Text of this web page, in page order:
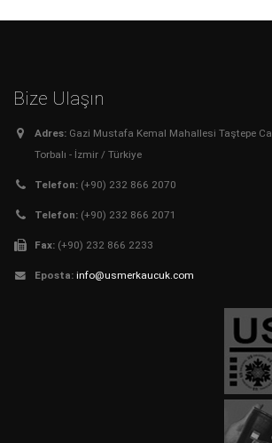
Bize Ulaşın
Adres: Gazi Mustafa Kemal Mahallesi Taştepe
Torbalı - İzmir / Türkiye
Telefon: (+90) 232 866 2070
Telefon: (+90) 232 866 2071
Fax: (+90) 232 866 2233
Eposta: info@usmerkaucuk.com